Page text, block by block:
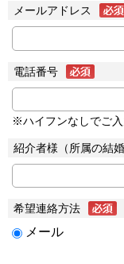
メールアドレス
電話番号
※ハイフンなしでご
紹介者様（所属の結婚
希望連絡方法
メール